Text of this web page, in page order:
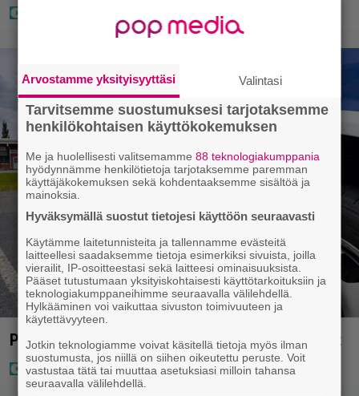
Paraisilla surullinen löytö – poliisi aloitti tutkinnat
Arvostamme yksityisyyttäsi Valintasi
Tarvitsemme suostumuksesi tarjotaksemme
henkilökohtaisen käyttökokemuksen
Me ja huolellisesti valitsemamme88 teknologiakumppania
hyödynnämme henkilötietoja tarjotaksemme paremman
käyttäjäkokemuksen sekä kohdentaaksemme sisältöä ja
mainoksia.
Hyväksymällä suostut tietojesi käyttöön seuraavasti
Käytämme laitetunnisteita ja tallennamme evästeitä
laitteellesi saadaksemme tietoja esimerkiksi sivuista, joilla
vierailit, IP-osoitteestasi sekä laitteesi ominaisuuksista.
Pääset tutustumaan yksityiskohtaisesti käyttötarkoituksiin ja
teknologiakumppaneihimme seuraavalla välilehdellä.
Hylkääminen voi vaikuttaa sivuston toimivuuteen ja
käytettävyyteen.
Jotkin teknologiamme voivat käsitellä tietoja myös ilman
suostumusta, jos niillä on siihen oikeutettu peruste. Voit
vastustaa tätä tai muuttaa asetuksiasi milloin tahansa
seuraavalla välilehdellä.